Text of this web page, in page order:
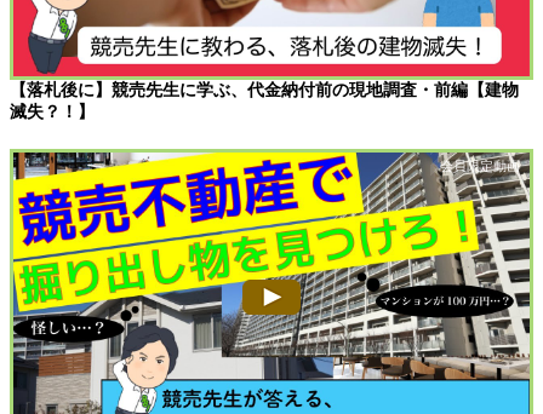
【落札後に】競売先生に学ぶ、代金納付前の現地調査・前編【建物
滅失？！】